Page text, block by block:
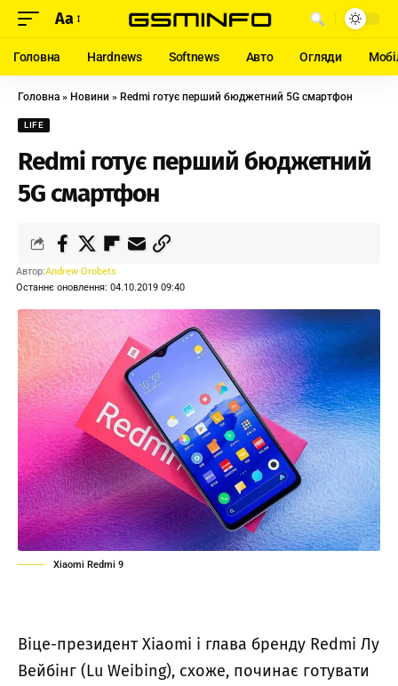
Aa
Головна Hardnews Softnews Авто Огляди
Головна » Новини » Redmi готує перший бюджетний 5G смартфон
LIFE
Redmi готує перший бюджетний
5G смартфон
Останнє оновлення: 04.10.2019 09:40
Автор:Andrew Orobets
Xiaomi Redmi 9
Віце-президент Xiaomi і глава бренду Redmi Лу
Вейбінг (Lu Weibing), схоже, починає готувати